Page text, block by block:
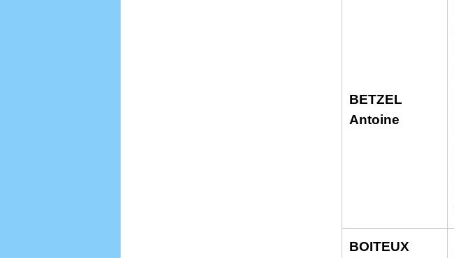
BETZEL
Antoine
BOITEUX